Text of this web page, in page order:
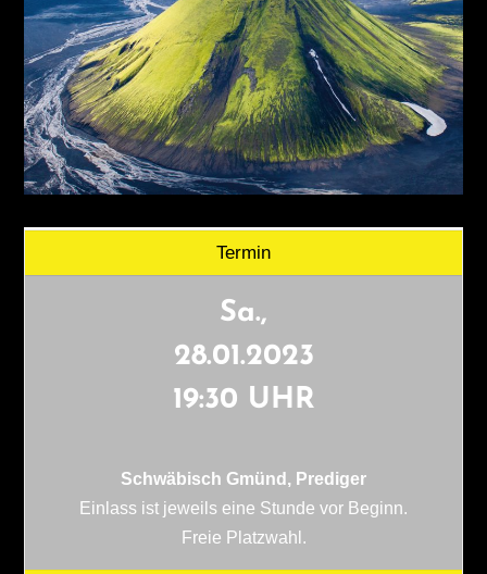
Termin
Sa.,
28.01.2023
19:30 UHR
Schwäbisch Gmünd, Prediger
Einlass ist jeweils eine Stunde vor Beginn.
Freie Platzwahl.